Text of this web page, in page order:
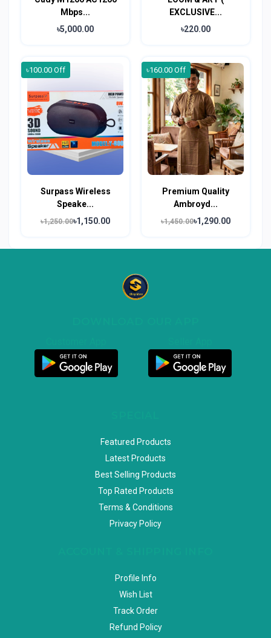
Mbps...
৳5,000.00
EXCLUSIVE...
৳220.00
৳100.00 Off
Surpass Wireless
Speake...
৳1,250.00৳1,150.00
৳160.00 Off
Premium Quality
Ambroyd...
৳1,450.00৳1,290.00
Featured Products
Latest Products
Best Selling Products
Top Rated Products
Terms & Conditions
Privacy Policy
Profile Info
Wish List
Track Order
Refund Policy